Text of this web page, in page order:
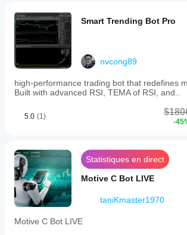
Smart Trending Bot Pro
nvcong89
high-performance trading bot that redefines
Built with advanced RSI, TEMA of RSI, and..
5.0 (1)
-
Statistiques en direct
Motive C Bot LIVE
taniKmaster1970
Motive C Bot LIVE